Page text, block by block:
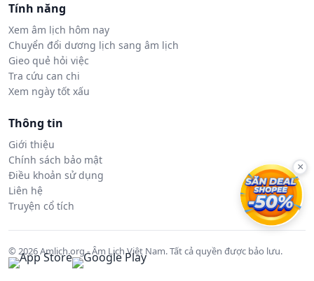
Tính năng
Xem âm lịch hôm nay
Chuyển đổi dương lịch sang âm lịch
Gieo quẻ hỏi việc
Tra cứu can chi
Xem ngày tốt xấu
Thông tin
Giới thiệu
Chính sách bảo mật
Điều khoản sử dụng
Liên hệ
Truyện cổ tích
© 2026 Amlich.org - Âm Lịch Việt Nam. Tất cả quyền được bảo lưu.
×